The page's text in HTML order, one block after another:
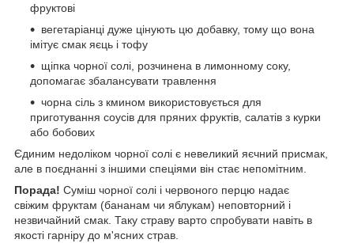
фруктові
вегетаріанці дуже цінують цю добавку, тому що вона
імітує смак яєць і тофу
щіпка чорної солі, розчинена в лимонному соку,
допомагає збалансувати травлення
чорна сіль з кмином використовується для
приготування соусів для пряних фруктів, салатів з курки
або бобових
Єдиним недоліком чорної солі є невеликий яєчний присмак,
але в поєднанні з іншими спеціями він стає непомітним.
Порада! Суміш чорної солі і червоного перцю надає
свіжим фруктам (бананам чи яблукам) неповторний і
незвичайний смак. Таку страву варто спробувати навіть в
якості гарніру до м'ясних страв.